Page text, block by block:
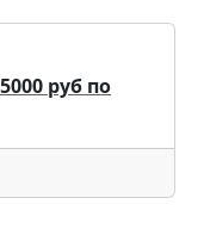
руб по